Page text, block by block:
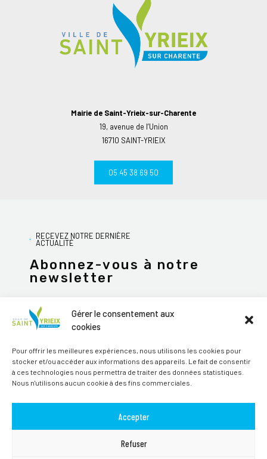
Gérer le consentement aux
cookies
Pour offrir les meilleures expériences, nous utilisons les cookies pour
stocker et/ou accéder aux informations des appareils. Le fait de consentir
à ces technologies nous permettra de traiter des données statistiques.
Nous n'utilisons aucun cookie à des fins commerciales.
Accepter
Refuser
Mairie de Saint-Yrieix-sur-Charente
19, avenue de l’Union
16710 SAINT-YRIEIX
05 45 38 69 50
RECEVEZ NOTRE DERNIÈRE
ACTUALITÉ
Abonnez-vous à notre
newsletter
JE M'ABONNE
Alternative: